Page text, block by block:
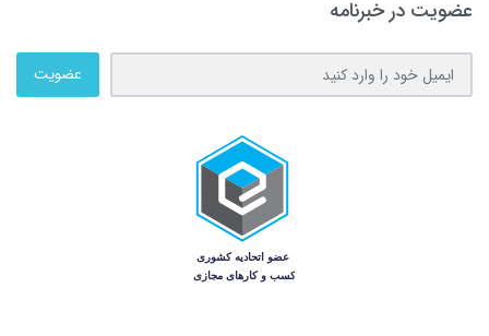
عضویت در خبرنامه
عضویت